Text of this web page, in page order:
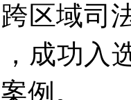
区域司
成功入
例。